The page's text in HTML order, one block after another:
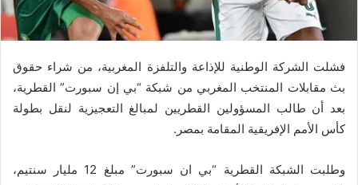
فشلت الشركة الوطنية للإذاعة والتلفزة المغربية، من شراء حقوق
بث مقابلات المنتخب المغربي من شبكة “بي إن سبورت” القطرية،
بعد أن طالب المسؤولين القطريين لمبالغ التعجيزية لنقل بطولة
كأس الأمم الإفريقية المقامة بمصر.
وطلبت الشبكة القطرية “بي ان سبورت” مبلغ 12 مليار سنتيم،